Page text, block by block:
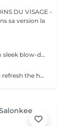
DU VISAGE -
Professional styling for your desired look, from sleek blow-dries to curls or waves. We start with a gentle wash in our comfortable Maletti chair, followed by blow-drying, straightening, or tonging. What we use: Dyson Pro tools that protect hair from excessive heat for a sleek finish. La Biosthétique products offer holistic care with natural ingredients for nourished hair and scalp. Brushes are sanitised via Sibel equipment to remove buildup and reduce bacteria for top hygiene. Simple, Moderate, Complex This grading reflects your hair's individual characteristics, such as texture, density, and length and is assessed by your hairdresser at the start of your visit. Not sure which to choose? We recommend booking Complex. The price will be adjusted after your consultation. Note: This is not related to the difficulty of haircuts or timing.
A professional wash and blow-dry designed to refresh the hair and leave it clean, smooth, and naturally polished. The service includes hair washing and drying with a hair dryer, creating a soft, effortless finish without structured styling. What we use: Dyson Pro tools that protect hair from excessive heat for a sleek finish. La Biosthétique products offer holistic care with natural ingredients for nourished hair and scalp. Brushes are sanitised via Sibel equipment to remove buildup and reduce bacteria for top hygiene. Simple, Moderate, Complex This grading reflects your hair's individual characteristics, such as texture, density, and length and is assessed by your hairdresser at the start of your visit. Not sure which to choose? We recommend booking Complex. The price will be adjusted after your consultation. Note: This is not related to the difficulty of haircuts or timing.